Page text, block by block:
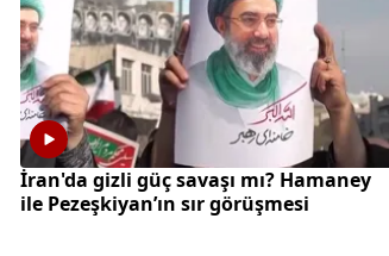
İran'da gizli güç savaşı mı? Hamaney
ile Pezeşkiyan’ın sır görüşmesi